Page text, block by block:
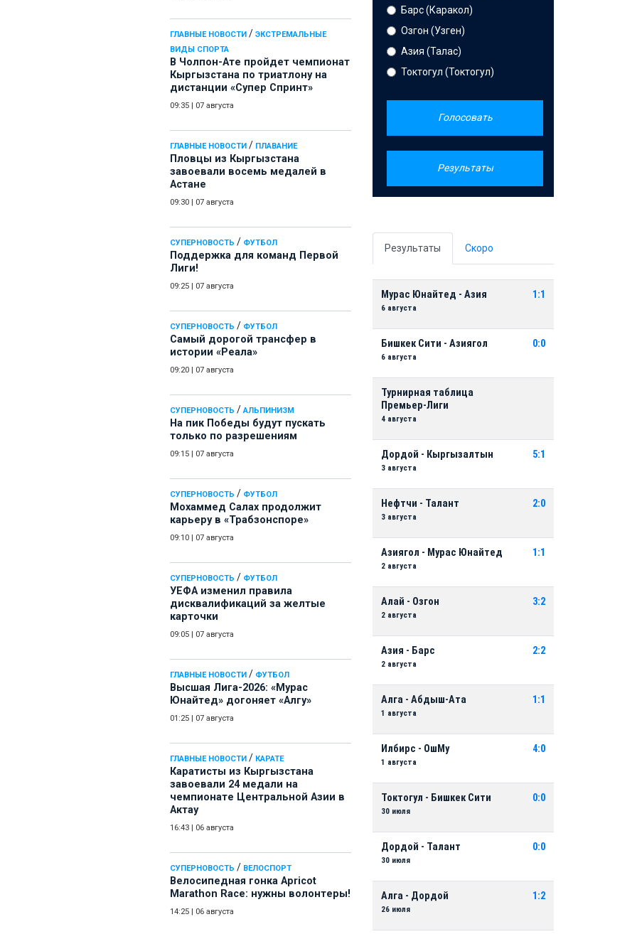
ГЛАВНЫЕ НОВОСТИ / ЭКСТРЕМАЛЬНЫЕ
ВИДЫ СПОРТА
В Чолпон-Ате пройдет чемпионат
Кыргызстана по триатлону на
дистанции «Супер Спринт»
09:35 07 августа
ГЛАВНЫЕ НОВОСТИ / ПЛАВАНИЕ
Пловцы из Кыргызстана
завоевали восемь медалей в
Астане
09:30 07 августа
СУПЕРНОВОСТЬ / ФУТБОЛ
Поддержка для команд Первой
Лиги!
09:25 07 августа
СУПЕРНОВОСТЬ / ФУТБОЛ
Самый дорогой трансфер в
истории «Реала»
09:20 07 августа
СУПЕРНОВОСТЬ / АЛЬПИНИЗМ
На пик Победы будут пускать
только по разрешениям
09:15 07 августа
СУПЕРНОВОСТЬ / ФУТБОЛ
Мохаммед Салах продолжит
карьеру в «Трабзонспоре»
09:10 07 августа
СУПЕРНОВОСТЬ / ФУТБОЛ
УЕФА изменил правила
дисквалификаций за желтые
карточки
09:05 07 августа
ГЛАВНЫЕ НОВОСТИ / ФУТБОЛ
Высшая Лига-2026: «Мурас
Юнайтед» догоняет «Алгу»
01:25 07 августа
ГЛАВНЫЕ НОВОСТИ / КАРАТЕ
Каратисты из Кыргызстана
завоевали 24 медали на
чемпионате Центральной Азии в
Актау
16:43 06 августа
СУПЕРНОВОСТЬ / ВЕЛОСПОРТ
Велосипедная гонка Apricot
Marathon Race: нужны волонтеры!
14:25 06 августа
Барс (Каракол)
Озгон (Узген)
Азия (Талас)
Токтогул (Токтогул)
Голосовать
Результаты
Результаты Скоро
Мурас Юнайтед - Азия
6 августа
1:1
Бишкек Сити - Азиягол
6 августа
0:0
Турнирная таблица
Премьер-Лиги
4 августа
Дордой - Кыргызалтын
3 августа
5:1
Нефтчи - Талант
3 августа
2:0
Азиягол - Мурас Юнайтед
2 августа
1:1
Алай - Озгон
2 августа
3:2
Азия - Барс
2 августа
2:2
Алга - Абдыш-Ата
1 августа
1:1
Илбирс - ОшМу
1 августа
4:0
Токтогул - Бишкек Сити
30 июля
0:0
Дордой - Талант
30 июля
0:0
Алга - Дордой
26 июля
1:2